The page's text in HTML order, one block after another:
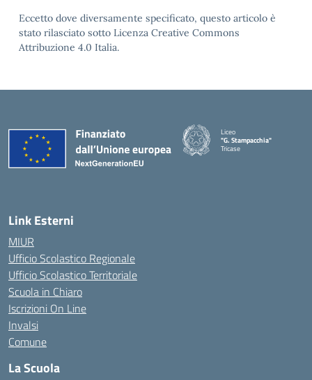
Eccetto dove diversamente specificato, questo articolo è
stato rilasciato sotto Licenza Creative Commons
Attribuzione 4.0 Italia.
Liceo
"G. Stampacchia"
Tricase
Link Esterni
MIUR
Ufficio Scolastico Regionale
Ufficio Scolastico Territoriale
Scuola in Chiaro
Iscrizioni On Line
Invalsi
Comune
La Scuola